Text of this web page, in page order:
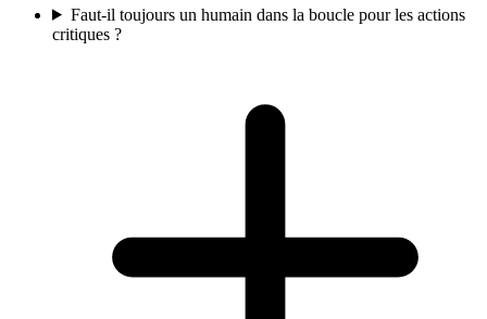
Faut-il toujours un humain dans la boucle pour les actions
critiques ?